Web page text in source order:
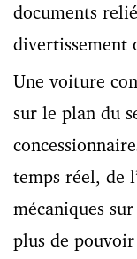
documents
divertissement
Une voiture
sur le plan du
temps réel, de
mécaniques
plus de